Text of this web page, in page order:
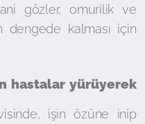
gözler, omurilik ve
kalması için
hastalar yürüyerek
işin özüne inip